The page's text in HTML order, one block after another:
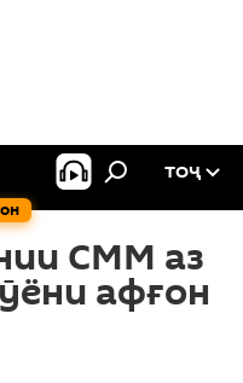
ТОҶ
СММ аз
афғон